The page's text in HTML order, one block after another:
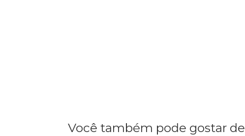
Você também pode gostar de